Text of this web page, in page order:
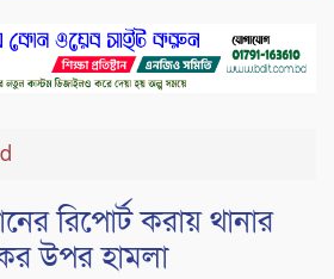
রিপোর্ট করায় থানার
উপর হামলা